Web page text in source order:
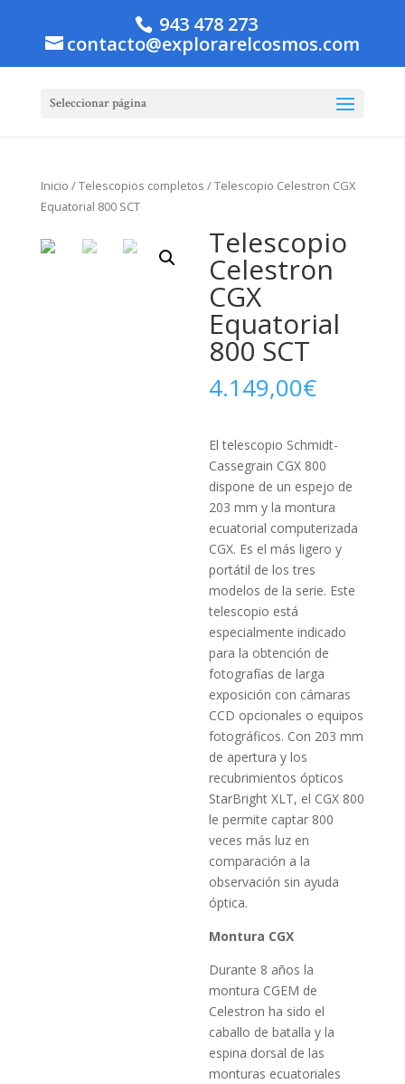
943 478 273
contacto@explorarelcosmos.com
Seleccionar página
Inicio /Telescopios completos / Telescopio Celestron CGX
Equatorial 800 SCT
Telescopio
Celestron
CGX
Equatorial
800 SCT
4.149,00€
El telescopio Schmidt-
Cassegrain CGX 800
dispone de un espejo de
203 mm y la montura
ecuatorial computerizada
CGX. Es el más ligero y
portátil de los tres
modelos de la serie. Este
telescopio está
especialmente indicado
para la obtención de
fotografías de larga
exposición con cámaras
CCD opcionales o equipos
fotográficos. Con 203 mm
de apertura y los
recubrimientos ópticos
StarBright XLT, el CGX 800
le permite captar 800
veces más luz en
comparación a la
observación sin ayuda
óptica.
Montura CGX
Durante 8 años la
montura CGEM de
Celestron ha sido el
caballo de batalla y la
espina dorsal de las
monturas ecuatoriales